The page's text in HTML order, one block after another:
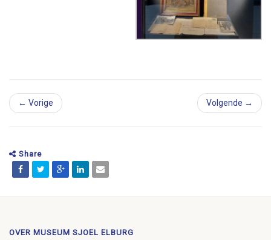
← Vorige Volgende →
Share
OVER MUSEUM SJOEL ELBURG